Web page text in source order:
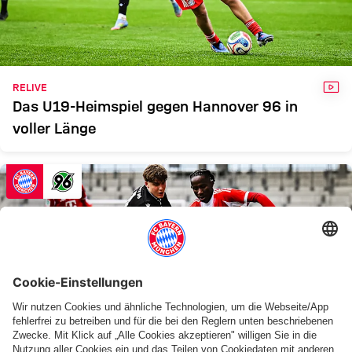
U19
Zum Spielbericht
RELIVE
Das U19-Heimspiel gegen Hannover 96 in
voller Länge